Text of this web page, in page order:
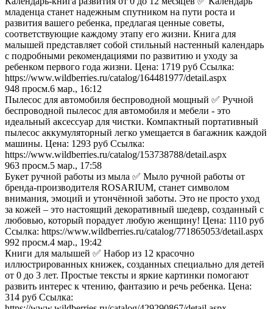
младенца станет надежным спутником на пути роста и
развития вашего ребенка, предлагая ценные советы,
соответствующие каждому этапу его жизни. Книга для
малышей представляет собой стильный настенный календарь
с подробными рекомендациями по развитию и уходу за
ребенком первого года жизни. Цена: 1719 руб Ссылка:
https://www.wildberries.ru/catalog/164481977/detail.aspx
948 просм.6 мар., 16:12
Пылесос для автомобиля беспроводной мощный ✅ Ручной
беспроводной пылесос для автомобиля и мебели - это
идеальный аксессуар для чистки. Компактный портативный
пылесос аккумуляторный легко умещается в багажник каждой
машины. Цена: 1293 руб Ссылка:
https://www.wildberries.ru/catalog/153738788/detail.aspx
963 просм.5 мар., 17:58
Букет ручной работы из мыла ✅ Мыло ручной работы от
бренда-производителя ROSARIUM, станет символом
внимания, эмоций и утончённой заботы. Это не просто уход
за кожей – это настоящий декоративный шедевр, созданный с
любовью, который порадует любую женщину! Цена: 1110 руб
Ссылка: https://www.wildberries.ru/catalog/771865053/detail.aspx
992 просм.4 мар., 19:42
Книги для малышей ✅ Набор из 12 красочно
иллюстрированных книжек, созданных специально для детей
от 0 до 3 лет. Простые тексты и яркие картинки помогают
развить интерес к чтению, фантазию и речь ребенка. Цена:
314 руб Ссылка: